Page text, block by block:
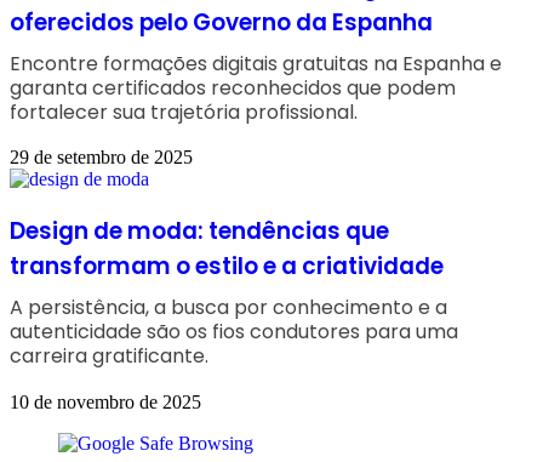
oferecidos pelo Governo da Espanha
Encontre formações digitais gratuitas na Espanha e
garanta certificados reconhecidos que podem
fortalecer sua trajetória profissional.
29 de setembro de 2025
Design de moda: tendências que
transformam o estilo e a criatividade
A persistência, a busca por conhecimento e a
autenticidade são os fios condutores para uma
carreira gratificante.
10 de novembro de 2025